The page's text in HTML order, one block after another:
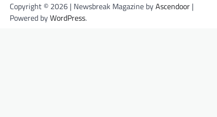
Copyright © 2026 | Newsbreak Magazine byAscendoor |
Powered byWordPress.